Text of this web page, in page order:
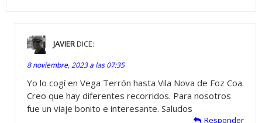
JAVIERDICE:
8 noviembre, 2023 a las 07:35
Yo lo cogí en Vega Terrón hasta Vila Nova de Foz Coa.
Creo que hay diferentes recorridos. Para nosotros
fue un viaje bonito e interesante. Saludos
Responder